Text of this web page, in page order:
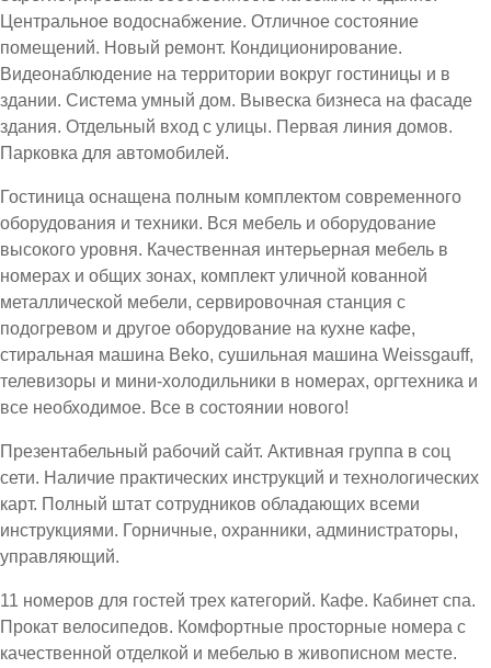
Центральное водоснабжение. Отличное состояние
помещений. Новый ремонт. Кондиционирование.
Видеонаблюдение на территории вокруг гостиницы и в
здании. Система умный дом. Вывеска бизнеса на фасаде
здания. Отдельный вход с улицы. Первая линия домов.
Парковка для автомобилей.
Гостиница оснащена полным комплектом современного
оборудования и техники. Вся мебель и оборудование
высокого уровня. Качественная интерьерная мебель в
номерах и общих зонах, комплект уличной кованной
металлической мебели, сервировочная станция с
подогревом и другое оборудование на кухне кафе,
стиральная машина Beko, сушильная машина Weissgauff,
телевизоры и мини-холодильники в номерах, оргтехника и
все необходимое. Все в состоянии нового!
Презентабельный рабочий сайт. Активная группа в соц
сети. Наличие практических инструкций и технологических
карт. Полный штат сотрудников обладающих всеми
инструкциями. Горничные, охранники, администраторы,
управляющий.
11 номеров для гостей трех категорий. Кафе. Кабинет спа.
Прокат велосипедов. Комфортные просторные номера с
качественной отделкой и мебелью в живописном месте.